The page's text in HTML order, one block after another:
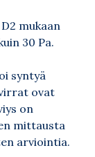
mukaan
30 Pa.
syntyä
ovat
on
mittausta
arviointia.